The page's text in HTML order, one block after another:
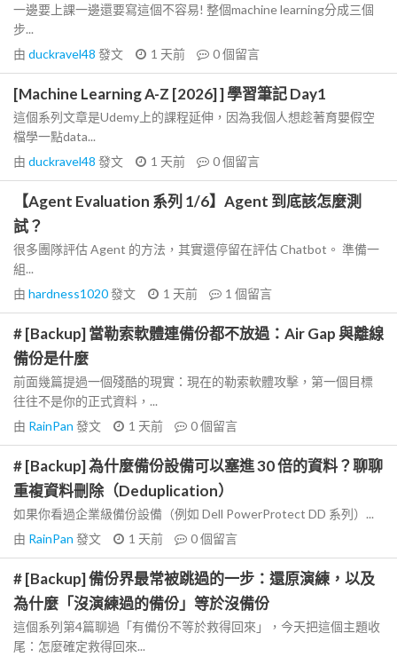
一邊要上課一邊還要寫這個不容易! 整個machine learning分成三個
步...
由 duckravel48 發文 1 天前 0個留言
[Machine Learning A-Z [2026] ] 學習筆記 Day1
這個系列文章是Udemy上的課程延伸，因為我個人想趁著育嬰假空
檔學一點data...
由 duckravel48 發文 1 天前 0個留言
【Agent Evaluation 系列 1/6】Agent 到底該怎麼測
試？
很多團隊評估 Agent 的方法，其實還停留在評估 Chatbot。 準備一
組...
由 hardness1020發文 1 天前 1 個留言
# [Backup] 當勒索軟體連備份都不放過：Air Gap 與離線
備份是什麼
前面幾篇提過一個殘酷的現實：現在的勒索軟體攻擊，第一個目標
往往不是你的正式資料，...
由 RainPan 發文 1 天前 0個留言
# [Backup] 為什麼備份設備可以塞進 30 倍的資料？聊聊
重複資料刪除（Deduplication）
如果你看過企業級備份設備（例如 Dell PowerProtect DD 系列）...
由 RainPan 發文 1 天前 0個留言
# [Backup] 備份界最常被跳過的一步：還原演練，以及
為什麼「沒演練過的備份」等於沒備份
這個系列第4篇聊過「有備份不等於救得回來」，今天把這個主題收
尾：怎麼確定救得回來...